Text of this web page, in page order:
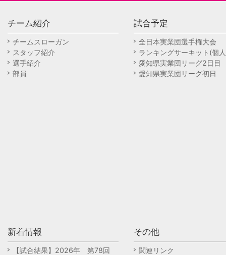
チーム紹介
チームスローガン
スタッフ紹介
選手紹介
部員
試合予定
全日本実業団選手権大会
ランキングサーキット(個
愛知県実業団リーグ2日目
愛知県実業団リーグ初日
新着情報
【試合結果】2026年 第78回
その他
関連リンク